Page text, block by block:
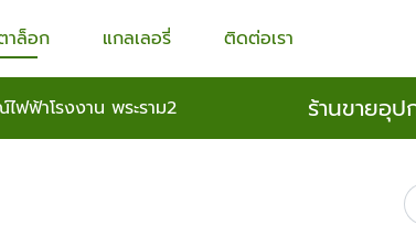
าล็อก แกลเลอรี่ ติดต่อเรา
ฟฟ้าโรงงาน พระราม2 ร้านขายอุ